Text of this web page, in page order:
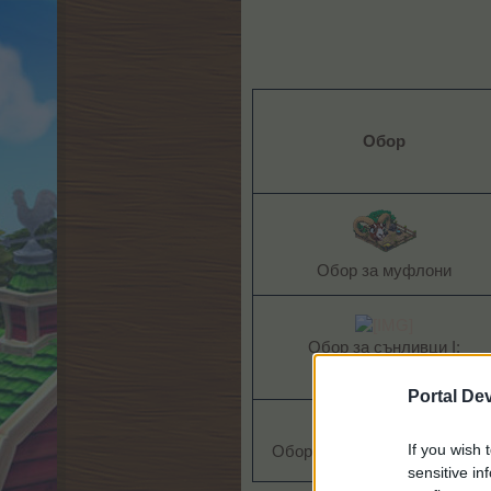
Portal
If you wish
sensitive
Обор
Обор за муфлони​
Обор за сънливци I:
Обор за сънливци II: